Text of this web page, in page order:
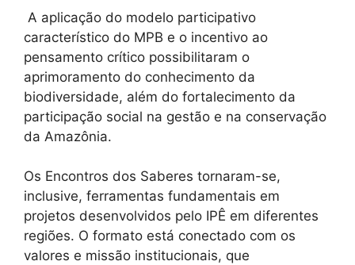
A aplicação do modelo participativo
característico do MPB e o incentivo ao
pensamento crítico possibilitaram o
aprimoramento do conhecimento da
biodiversidade, além do fortalecimento da
participação social na gestão e na conservação
da Amazônia.
Os Encontros dos Saberes tornaram-se,
inclusive, ferramentas fundamentais em
projetos desenvolvidos pelo IPÊ em diferentes
regiões. O formato está conectado com os
valores e missão institucionais, que